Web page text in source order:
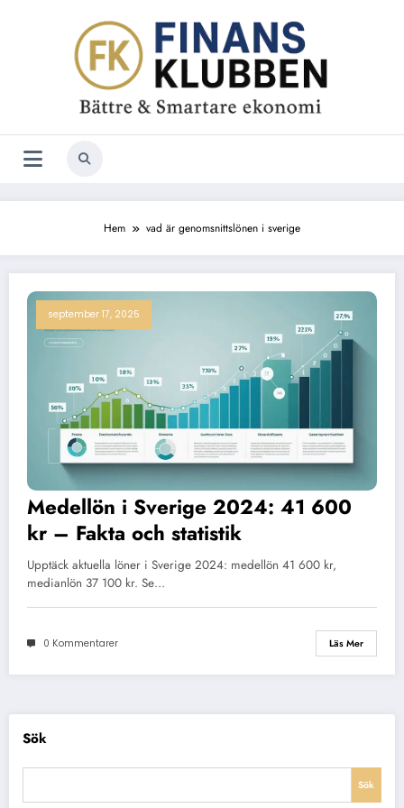
Hem vad är genomsnittslönen i sverige
september 17, 2025
Medellön i Sverige 2024: 41 600
kr – Fakta och statistik
Upptäck aktuella löner i Sverige 2024: medellön 41 600 kr,
medianlön 37 100 kr. Se…
0 Kommentarer Läs Mer
Sök
Sök